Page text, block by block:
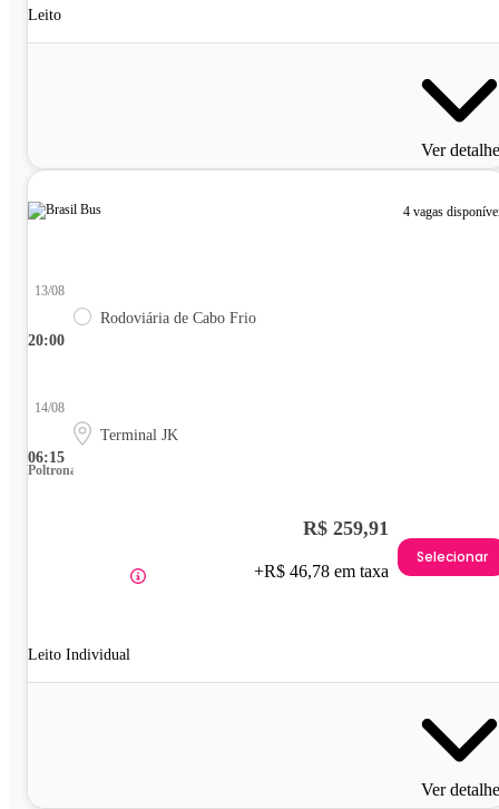
Leito
Ver
4 vagas
20:00
13/08
Rodoviária de Cabo Frio
06:15
14/08
Terminal JK
Poltrona
Leito Individual
R$ 259,91
+R$ 46,78 em taxa
Selecionar
Ver